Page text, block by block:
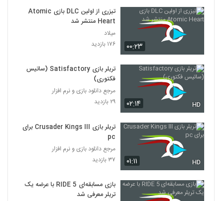
۰۰:۲۳
تیزری از اولین DLC بازی Atomic
Heart منتشر شد
میلاد
۱۷۶ بازدید
۰۲:۱۴ HD
تریلر بازی Satisfactory (ساتیس
فکتوری)
مرجع دانلود بازی و نرم افزار
۲۹ بازدید
۰۱:۱۱ HD
تریلر بازی Crusader Kings III برای
pc
مرجع دانلود بازی و نرم افزار
۳۷ بازدید
بازی مسابقه‌ای RIDE 5 با عرضه یک
تریلر معرفی شد